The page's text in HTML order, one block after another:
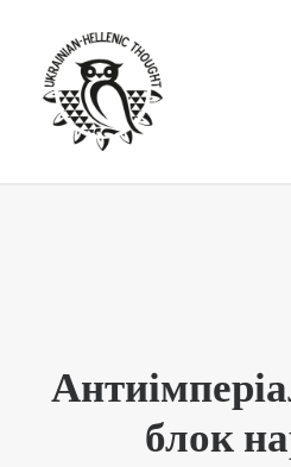
ПРО НАС
“ВІСНИК”/”ΑΓΓΕΛΙΑΦΌΡΟΣ”
блок